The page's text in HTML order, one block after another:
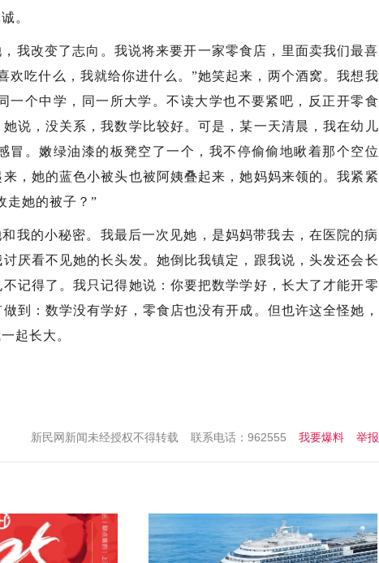
。
我改变了志向。我说将来要开一家零食店，里面卖我们最喜
吃什么，我就给你进什么。”她笑起来，两个酒窝。我想我
个中学，同一所大学。不读大学也不要紧吧，反正开零食
说，没关系，我数学比较好。可是，某一天清晨，我在幼儿
。嫩绿油漆的板凳空了一个，我不停偷偷地瞅着那个空位
，她的蓝色小被头也被阿姨叠起来，她妈妈来领的。我紧紧
走她的被子？”
我的小秘密。我最后一次见她，是妈妈带我去，在医院的病
厌看不见她的长头发。她倒比我镇定，跟我说，头发还会长
记得了。我只记得她说：你要把数学学好，长大了才能开零
到：数学没有学好，零食店也没有开成。但也许这全怪她，
起长大。
举报
我要爆料
联系电话：962555
新民网新闻未经授权不得转载